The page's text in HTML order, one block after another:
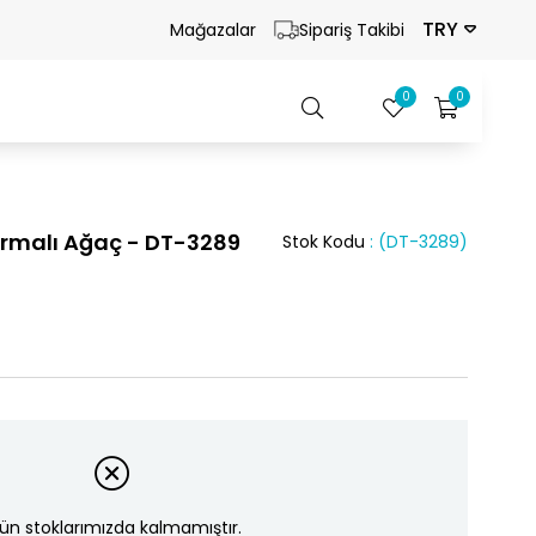
Mağazalar Sipariş Takibi TRY
0
0
Ağaç - DT-3289 (DT-3289)
Stok Kodu
stoklarımızda kalmamıştır.